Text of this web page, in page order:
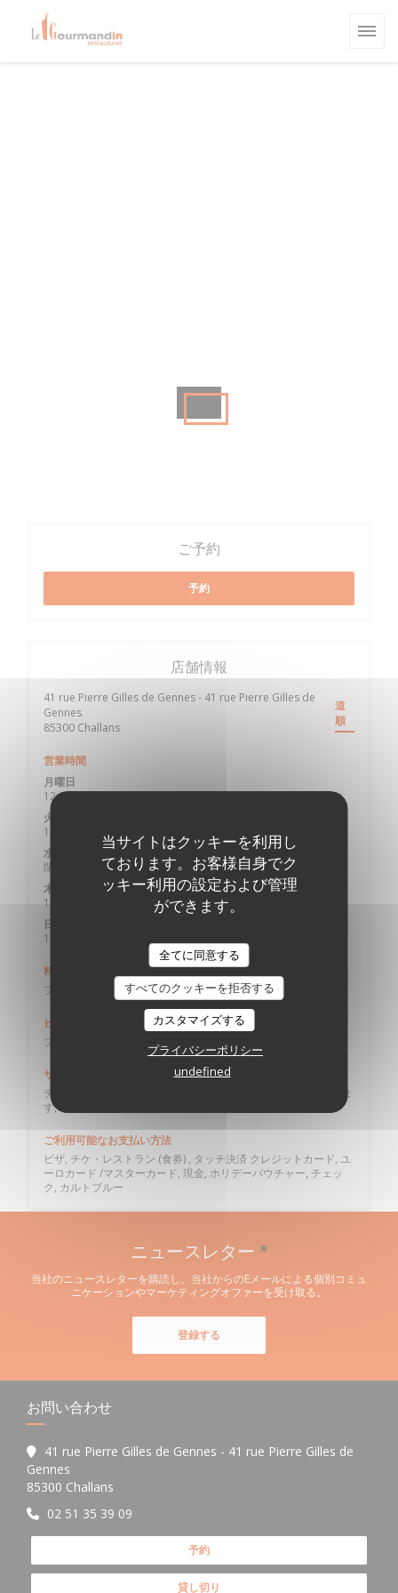
当サイトはクッキーを利用し
ております。お客様自身でク
ッキー利用の設定および管理
ができます。
全てに同意する
すべてのクッキーを拒否する
カスタマイズする
プライバシーポリシー
undefined
ご予約
予約
店舗情報
41 rue Pierre Gilles de Gennes - 41 rue Pierre Gilles de
Gennes
85300 Challans((新しいウィンドウで開きます))
道
順
営業時間
月曜日
12:00 - 14:00
19:30 - 20:45
火曜日
12:00 - 14:00
水曜日
閉じています
木
12:00 - 14:00
19:30 - 20:45
日曜日
12:00 - 14:00
料理
フランスの伝統的な再訪
ビジネスタイプ
ブラッセリー, グルメレストラン
サービス
テラス, セミナー, 手作りの料理, 貸し切り, グループに対応できま
す, 朝ごはん, 無料駐車場, WI-FI, バリアフリーアクセス
ご利用可能なお支払い方法
ビザ, チケ・レストラン (食券) , タッチ決済 クレジットカード, ユ
ーロカード /マスターカード, 現金, ホリデーバウチャー, チェッ
ク, カルトブルー
ニュースレター *
当社のニュースレターを購読し、当社からのEメールによる個別コミュ
ニケーションやマーケティングオファーを受け取る。
登録する
お問い合わせ
41 rue Pierre Gilles de Gennes - 41 rue Pierre Gilles de
Gennes
85300 Challans
02 51 35 39 09
予約
貸し切り